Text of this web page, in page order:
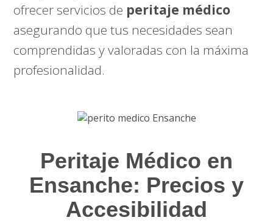
ofrecer servicios de peritaje médico
asegurando que tus necesidades sean
comprendidas y valoradas con la máxima
profesionalidad.
Peritaje Médico en
Ensanche: Precios y
Accesibilidad